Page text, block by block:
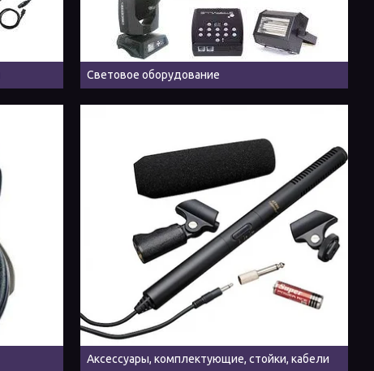
Световое оборудование
Аксессуары, комплектующие, стойки, кабели